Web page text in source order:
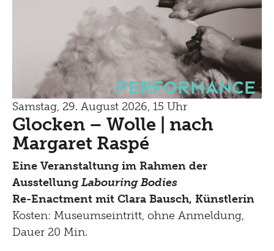
Performance
Samstag, 29. August 2026, 15 Uhr
Glocken – Wolle | nach
Margaret Raspé
Eine Veranstaltung im Rahmen der
Ausstellung Labouring Bodies
Re-Enactment mit Clara Bausch, Künstlerin
Kosten: Museumseintritt, ohne Anmeldung,
Dauer 20 Min.